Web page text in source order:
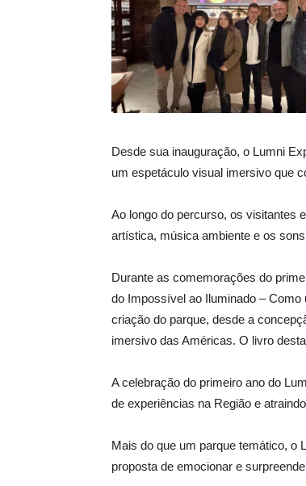
Desde sua inauguração, o Lumni
um espetáculo visual imersivo que
Ao longo do percurso, os visitantes
artística, música ambiente e os
Durante as comemorações do
do Impossível ao Iluminado – Como
criação do parque, desde a
imersivo das Américas. O livro
A celebração do primeiro ano do
de experiências na Região e
Mais do que um parque temático, o
proposta de emocionar e